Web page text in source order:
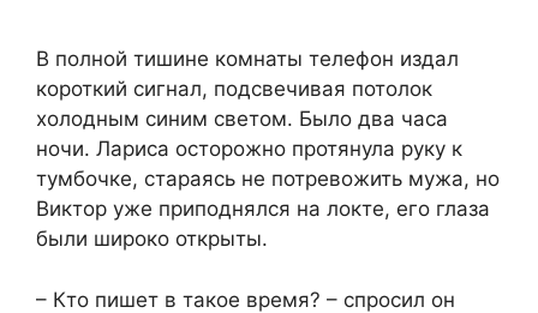
В полной тишине комнаты телефон издал
короткий сигнал, подсвечивая потолок
холодным синим светом. Было два часа
ночи. Лариса осторожно протянула руку к
тумбочке, стараясь не потревожить мужа, но
Виктор уже приподнялся на локте, его глаза
были широко открыты.
– Кто пишет в такое время? – спросил он